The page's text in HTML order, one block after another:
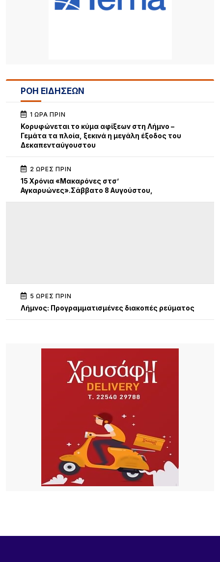
ΡΟΗ ΕΙΔΗΣΕΩΝ
1 ΏΡΑ ΠΡΙΝ
Κορυφώνεται το κύμα αφίξεων στη Λήμνο –
Γεμάτα τα πλοία, ξεκινά η μεγάλη έξοδος του
Δεκαπενταύγουστου
2 ΏΡΕΣ ΠΡΙΝ
15 Χρόνια «Μακαρόνες στσ’
Αγκαρυώνες».Σάββατο 8 Αυγούστου,
5 ΏΡΕΣ ΠΡΙΝ
Λήμνος: Προγραμματισμένες διακοπές ρεύματος
του Μεταφορικού Ισοδυνάμου
Το τραγικό περιστατικό με το αγριογούρουνο
σοβαρά και το ζήτημα των ελαφιών στη Λήμνο;
7 ΏΡΕΣ ΠΡΙΝ
Πρωτοφανές περιστατικό στον Μούδρο: Τρεις
διαρρήξεις καταστημάτων μέσα σε μία νύχτα
8 ΏΡΕΣ ΠΡΙΝ